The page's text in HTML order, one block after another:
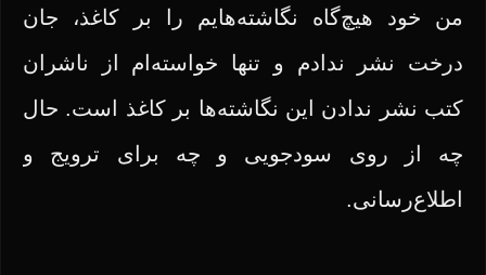
من خود هیچ‌گاه نگاشته‌هایم را بر کاغذ، جان
درخت نشر ندادم و تنها خواسته‌ام از ناشران
کتب نشر ندادن این نگاشته‌ها بر کاغذ است. حال
چه از روی سودجویی و چه برای ترویج و
اطلاع‌رسانی.